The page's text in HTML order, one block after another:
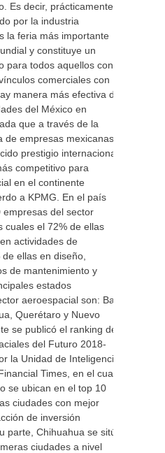
Es decir, prácticamente la
por la industria
la feria más importante
y constituye un
para todos aquellos con
comerciales con
manera más efectiva de
del México en
que a través de la
de empresas mexicanas
prestigio internacional.
competitivo para
en el continente
a KPMG. En el país
del sector
cuales el 72% de ellas
actividades de
ellas en diseño,
de mantenimiento y
estados
aeroespacial son: Baja
Querétaro y Nuevo
se publicó el ranking de
del Futuro 2018-
la Unidad de Inteligencia
Times, en el cual
se ubican en el top 10
ciudades con mejor
de inversión
parte, Chihuahua se sitúa
ciudades a nivel